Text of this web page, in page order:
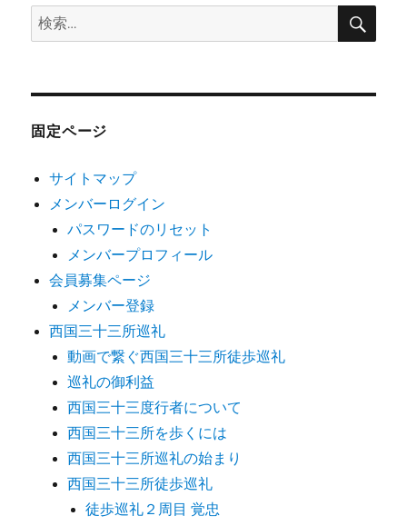
検
索:
検
固定ページ
サイトマップ
メンバーログイン
パスワードのリセット
メンバープロフィール
会員募集ページ
メンバー登録
西国三十三所巡礼
動画で繋ぐ西国三十三所徒歩巡礼
巡礼の御利益
西国三十三度行者について
西国三十三所を歩くには
西国三十三所巡礼の始まり
西国三十三所徒歩巡礼
徒歩巡礼２周目 覚忠